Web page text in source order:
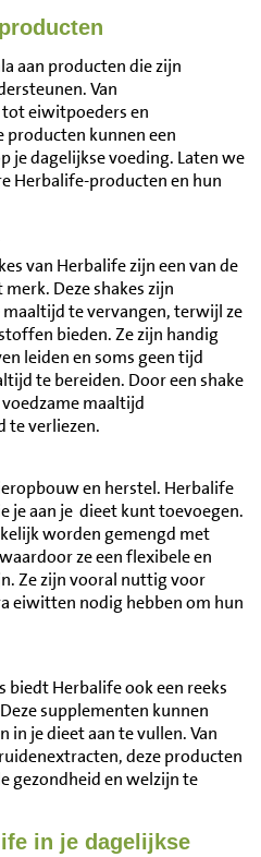
aan producten die zijn
Van
eiwitpoeders en
producten kunnen een
je dagelijkse voeding. Laten we
Herbalife-producten en hun
van Herbalife zijn een van de
Deze shakes zijn
te vervangen, terwijl ze
bieden. Ze zijn handig
leiden en soms geen tijd
te bereiden. Door een shake
maaltijd
te verliezen.
en herstel. Herbalife
je aan je dieet kunt toevoegen.
worden gemengd met
ze een flexibele en
Ze zijn vooral nuttig voor
eiwitten nodig hebben om hun
biedt Herbalife ook een reeks
supplementen kunnen
je dieet aan te vullen. Van
deze producten
gezondheid en welzijn te
in je dagelijkse